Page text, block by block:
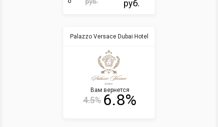
руб.
руб.
Palazzo Versace Dubai Hotel
Вам вернется
4.5% 6.8%